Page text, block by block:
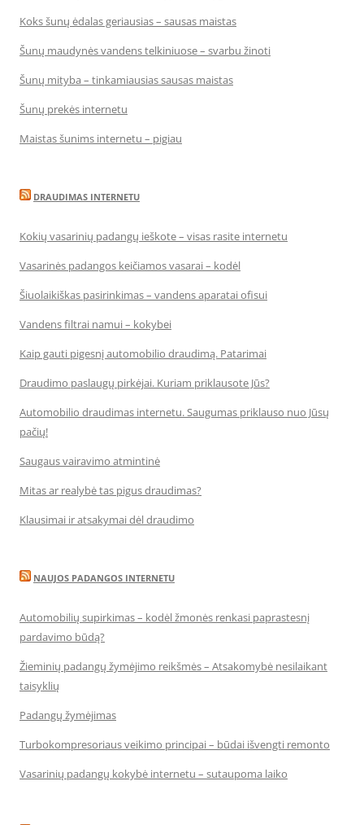
Koks šunų ėdalas geriausias – sausas maistas
Šunų maudynės vandens telkiniuose – svarbu žinoti
Šunų mityba – tinkamiausias sausas maistas
Šunų prekės internetu
Maistas šunims internetu – pigiau
DRAUDIMAS INTERNETU
Kokių vasarinių padangų ieškote – visas rasite internetu
Vasarinės padangos keičiamos vasarai – kodėl
Šiuolaikiškas pasirinkimas – vandens aparatai ofisui
Vandens filtrai namui – kokybei
Kaip gauti pigesnį automobilio draudimą. Patarimai
Draudimo paslaugų pirkėjai. Kuriam priklausote Jūs?
Automobilio draudimas internetu. Saugumas priklauso nuo Jūsų
pačių!
Saugaus vairavimo atmintinė
Mitas ar realybė tas pigus draudimas?
Klausimai ir atsakymai dėl draudimo
NAUJOS PADANGOS INTERNETU
Automobilių supirkimas – kodėl žmonės renkasi paprastesnį
pardavimo būdą?
Žieminių padangų žymėjimo reikšmės – Atsakomybė nesilaikant
taisyklių
Padangų žymėjimas
Turbokompresoriaus veikimo principai – būdai išvengti remonto
Vasarinių padangų kokybė internetu – sutaupoma laiko